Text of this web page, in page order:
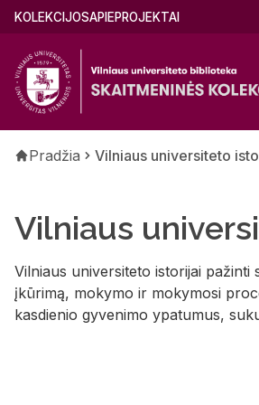
Pereiti
pagrindinį
turinį
Main
(lithuanian)
KOLEKCIJOSAPIEPROJEKTAI
Kelias
Pradžia Vilniaus universiteto
Vilniaus
Vilniaus universiteto istorijai
įkūrimą, mokymo ir mokymosi
kasdienio gyvenimo ypatumus,